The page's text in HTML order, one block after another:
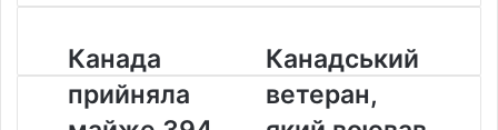
Канада
прийняла
майже
394
Канада
прийняла
Канадський
ветеран,
який
воював
Канадський
ветеран,